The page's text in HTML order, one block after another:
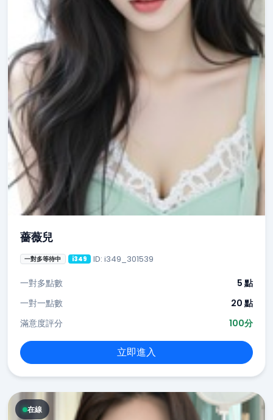
薔薇兒
一對多等待中 i349 ID: i349_301539
一對多點數
5 點
一對一點數
20 點
滿意度評分
100分
立即進入
在線